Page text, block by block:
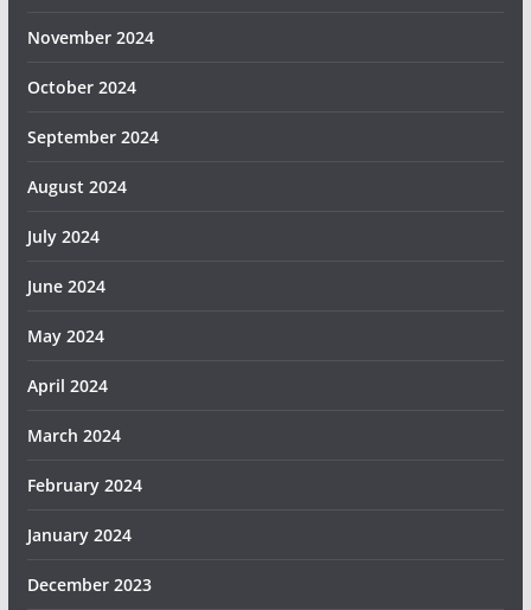
November 2024
October 2024
September 2024
August 2024
July 2024
June 2024
May 2024
April 2024
March 2024
February 2024
January 2024
December 2023